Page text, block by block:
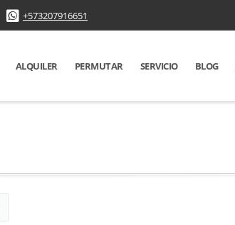
+573207916651
ALQUILER PERMUTAR SERVICIO BLOG